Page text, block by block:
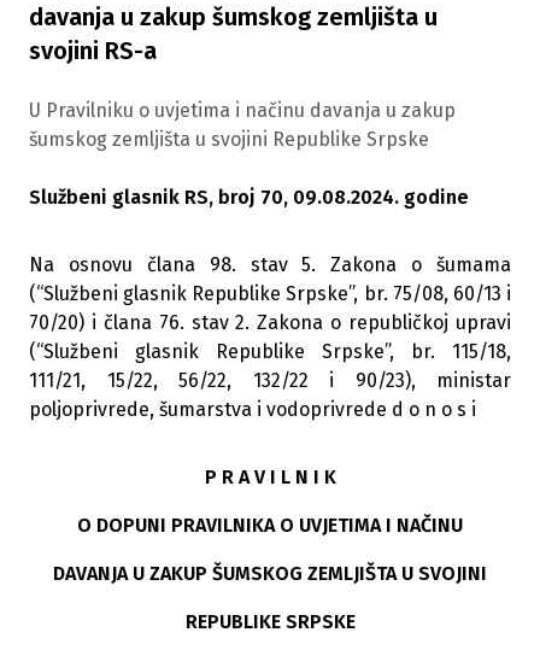
davanja u zakup šumskog zemljišta u
svojini RS-a
U Pravilniku o uvjetima i načinu davanja u zakup
šumskog zemljišta u svojini Republike Srpske
Službeni glasnik RS, broj 70, 09.08.2024. godine
Na osnovu člana 98. stav 5. Zakona o šumama
(“Službeni glasnik Republike Srpske”, br. 75/08, 60/13 i
70/20) i člana 76. stav 2. Zakona o republičkoj upravi
(“Službeni glasnik Republike Srpske”, br. 115/18,
111/21, 15/22, 56/22, 132/22 i 90/23), ministar
poljoprivrede, šumarstva i vodoprivrede d o n o s i
P R A V I L N I K
O DOPUNI PRAVILNIKA O UVJETIMA I NAČINU
DAVANJA U ZAKUP ŠUMSKOG ZEMLJIŠTA U SVOJINI
REPUBLIKE SRPSKE